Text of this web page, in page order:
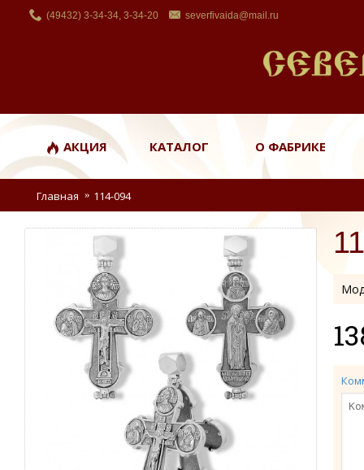
(49432) 3-34-34, 3-34-20 severfivaida@mail.ru
АКЦИЯ КАТАЛОГ О ФАБРИКЕ
Главная 114-094